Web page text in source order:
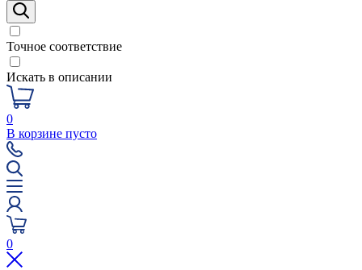
Точное соответствие
Искать в описании
0
В корзине пусто
0